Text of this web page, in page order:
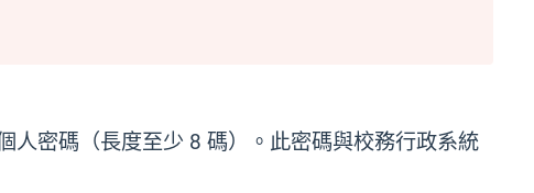
人密碼（長度至少 8 碼）。此密碼與校務行政系統